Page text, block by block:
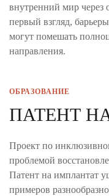
внутренний мир
первый взгляд,
могут помешать
направления.
ОБРАЗОВАНИЕ
ПАТЕНТ
Проект по
проблемой
Патент на имплантат
примеров